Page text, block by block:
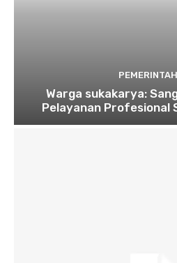
Warga sukakarya:
Pelayanan Profesional